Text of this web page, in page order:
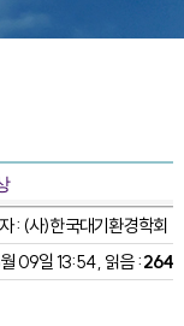
: (사)한국대기환경학회
09일 13:54 , 읽음 :264